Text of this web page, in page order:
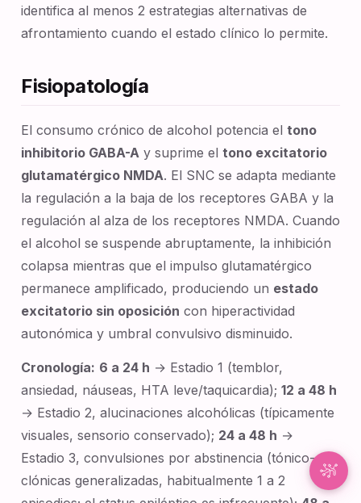
identifica al menos 2 estrategias alternativas de
afrontamiento cuando el estado clínico lo permite.
Fisiopatología
El consumo crónico de alcohol potencia el tono
inhibitorio GABA-A y suprime el tono excitatorio
glutamatérgico NMDA. El SNC se adapta mediante
la regulación a la baja de los receptores GABA y la
regulación al alza de los receptores NMDA. Cuando
el alcohol se suspende abruptamente, la inhibición
colapsa mientras que el impulso glutamatérgico
permanece amplificado, produciendo un estado
excitatorio sin oposición con hiperactividad
autonómica y umbral convulsivo disminuido.
Cronología: 6 a 24 h → Estadio 1 (temblor,
ansiedad, náuseas, HTA leve/taquicardia); 12 a 48 h
→ Estadio 2, alucinaciones alcohólicas (típicamente
visuales, sensorio conservado); 24 a 48 h →
Estadio 3, convulsiones por abstinencia (tónico-
clónicas generalizadas, habitualmente 1 a 2
Synapse Asistente
En línea
¡Hola! Soy Synapse, el asistente inteligente de
NurseBrain. ¡Escribe un mensaje o toca el
micrófono para hablarme por voz!